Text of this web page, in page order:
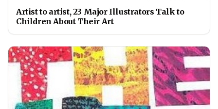
Artist to artist, 23 Major Illustrators Talk to
Children About Their Art